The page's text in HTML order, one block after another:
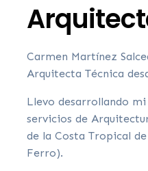
Carmen Martínez
Arquitecta Técnica
Llevo desarrollando
servicios de
de la Costa Tropical
Ferro).